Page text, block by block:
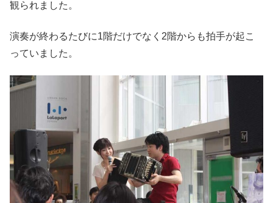
観られました。
演奏が終わるたびに1階だけでなく2階からも拍手が起こ
っていました。